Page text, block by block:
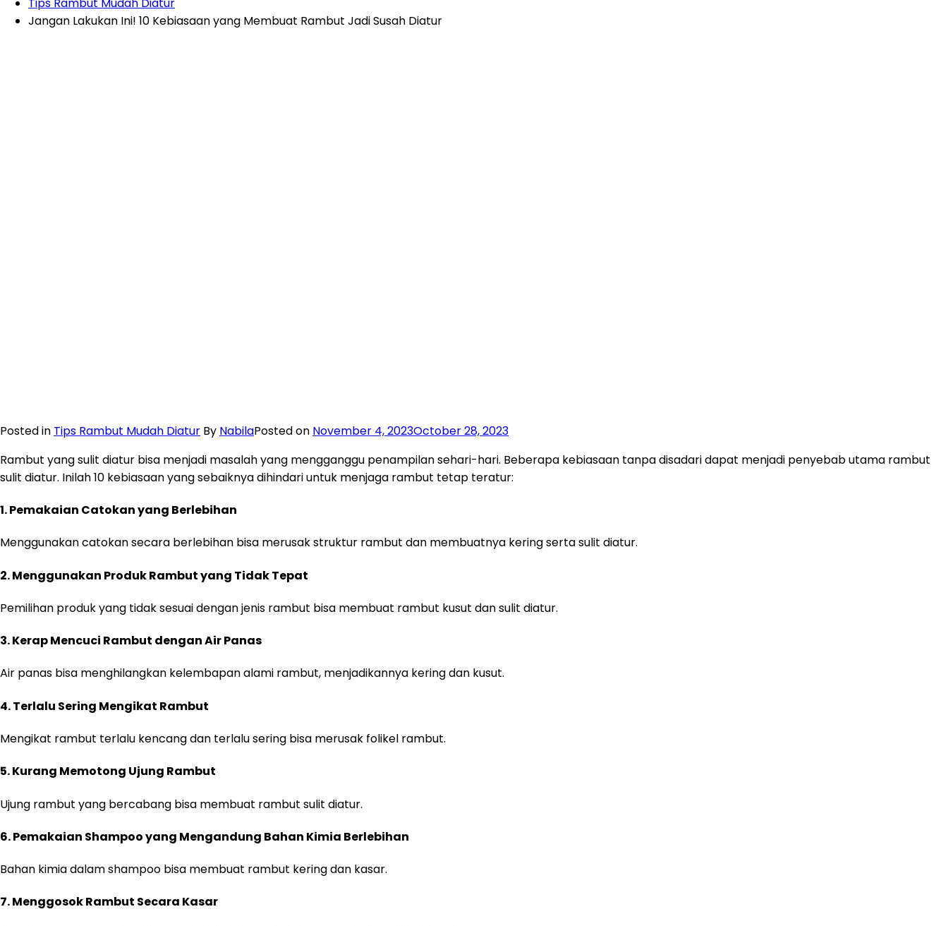
Jangan Lakukan Ini! 10 Kebiasaan yang Membuat Rambut Jadi Susah Diatur
Posted in Tips Rambut Mudah Diatur By NabilaPosted on November 4, 2023October 28, 2023
Rambut yang sulit diatur bisa menjadi masalah yang mengganggu penampilan sehari-hari. Beberapa kebiasaan tanpa disadari dapat menjadi penyebab utama rambut
sulit diatur. Inilah 10 kebiasaan yang sebaiknya dihindari untuk menjaga rambut tetap teratur:
1.Pemakaian Catokan yang Berlebihan
Menggunakan catokan secara berlebihan bisa merusak struktur rambut dan membuatnya kering serta sulit diatur.
2.Menggunakan Produk Rambut yang Tidak Tepat
Pemilihan produk yang tidak sesuai dengan jenis rambut bisa membuat rambut kusut dan sulit diatur.
3.Kerap Mencuci Rambut dengan Air Panas
Air panas bisa menghilangkan kelembapan alami rambut, menjadikannya kering dan kusut.
4.Terlalu Sering Mengikat Rambut
Mengikat rambut terlalu kencang dan terlalu sering bisa merusak folikel rambut.
5.Kurang Memotong Ujung Rambut
Ujung rambut yang bercabang bisa membuat rambut sulit diatur.
6.Pemakaian Shampoo yang Mengandung Bahan Kimia Berlebihan
Bahan kimia dalam shampoo bisa membuat rambut kering dan kasar.
7.Menggosok Rambut Secara Kasar